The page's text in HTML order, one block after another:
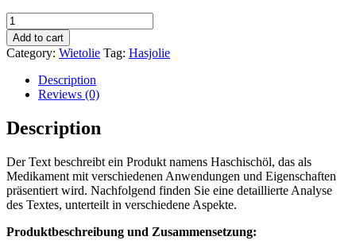
Hasjolie
Kopen
quantity
Add to cart
Category: Wietolie Tag: Hasjolie
Description
Reviews (0)
Description
Der Text beschreibt ein Produkt namens Haschischöl, das als
Medikament mit verschiedenen Anwendungen und Eigenschaften
präsentiert wird. Nachfolgend finden Sie eine detaillierte Analyse
des Textes, unterteilt in verschiedene Aspekte.
Produktbeschreibung und Zusammensetzung: